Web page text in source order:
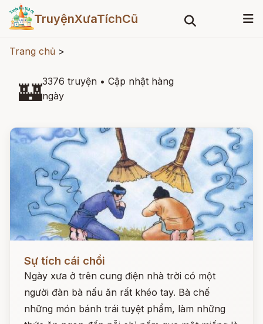
TruyệnXưaTíchCũ
Trang chủ >
🏰3376 truyện • Cập nhật hàng
ngày
Sự tích cái chổi
Ngày xưa ở trên cung điện nhà trời có một
người đàn bà nấu ăn rất khéo tay. Bà chế
những món bánh trái tuyệt phẩm, làm những